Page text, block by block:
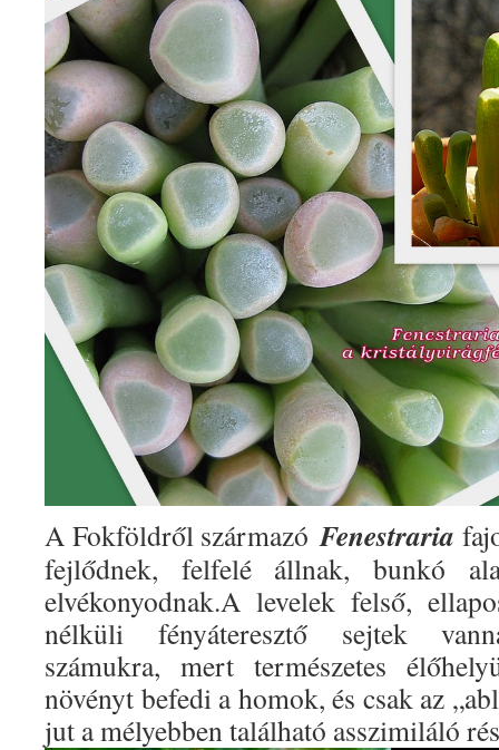
A Fokföldről származóFenestraria
fejlődnek, felfelé állnak, bunkó
elvékonyodnak.A levelek felső,
nélküli fényáteresztő sejtek
számukra, mert természetes
növényt befedi a homok, és csak az
jut a mélyebben található asszimiláló